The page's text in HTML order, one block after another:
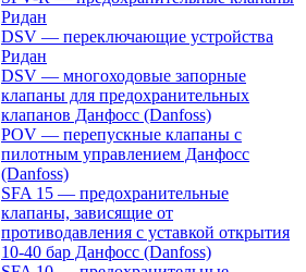
Ридан
DSV — переключающие устройства
Ридан
DSV — многоходовые запорные
клапаны для предохранительных
клапанов Данфосс (Danfoss)
POV — перепускные клапаны с
пилотным управлением Данфосс
(Danfoss)
SFA 15 — предохранительные
клапаны, зависящие от
противодавления с уставкой открытия
10-40 бар Данфосс (Danfoss)